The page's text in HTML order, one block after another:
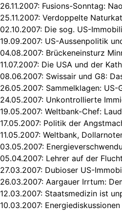
26.11.2007: Fusions-Sonntag:
25.11.2007: Verdoppelte
02.10.2007: Die sog. US-
19.09.2007: US-Aussenpolitik
04.08.2007: Brückeneinsturz
11.07.2007: Die USA und der
08.06.2007: Swissair und G8:
26.05.2007: Sammelklagen:
24.05.2007: Unkontrollierte
19.05.2007: Weltbank-Chef:
17.05.2007: Politik der
11.05.2007: Weltbank,
03.05.2007:
05.04.2007: Lehrer auf der
27.03.2007: Dubioser US-
26.03.2007: Aargauer Irrtum:
12.03.2007: Staatsmedizin ist
10.03.2007: